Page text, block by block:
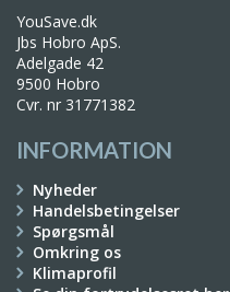
YouSave.dk
Jbs Hobro ApS.
Adelgade 42
9500 Hobro
Cvr. nr 31771382
INFORMATION
Nyheder
Handelsbetingelser
Spørgsmål
Omkring os
Klimaprofil